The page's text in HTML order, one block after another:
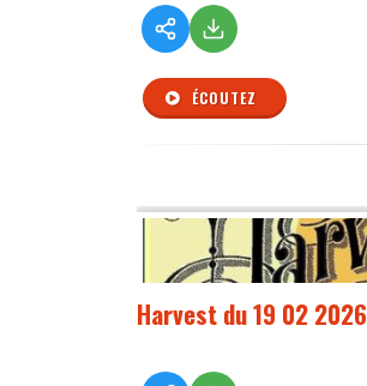
ÉCOUTEZ
Harvest du 19 02 2026